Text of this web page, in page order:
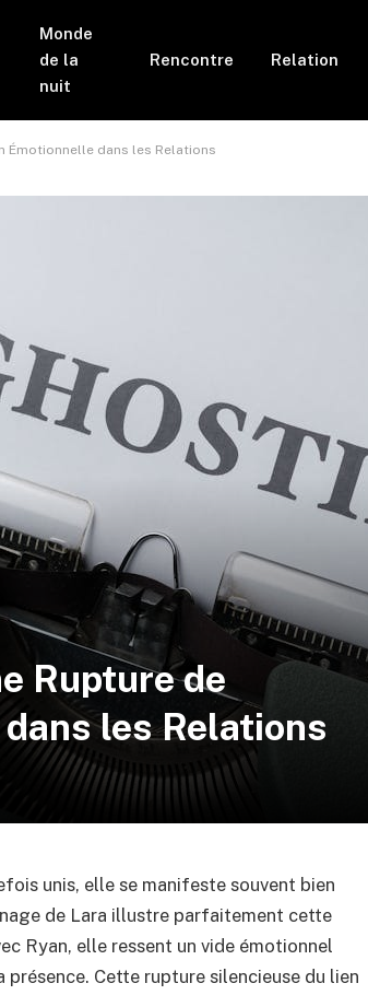
Monde
de la
nuit
Rencontre Relation
Émotionnelle dans les Relations
Rupture de
les Relations
unis, elle se manifeste souvent bien
de Lara illustre parfaitement cette
Ryan, elle ressent un vide émotionnel
Cette rupture silencieuse du lien